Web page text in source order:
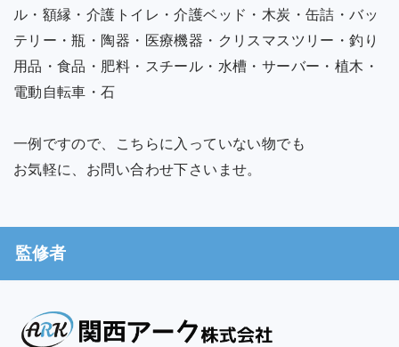
ル・額縁・介護トイレ・介護ベッド・木炭・缶詰・バッ
テリー・瓶・陶器・医療機器・クリスマスツリー・釣り
用品・食品・肥料・スチール・水槽・サーバー・植木・
電動自転車・石
一例ですので、こちらに入っていない物でも
お気軽に、お問い合わせ下さいませ。
監修者